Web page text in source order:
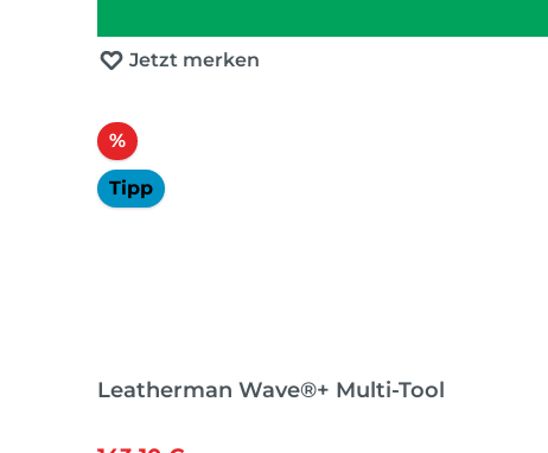
Jetzt merken
%Rabatt
Tipp
Leatherman Wave®+ Multi-Tool